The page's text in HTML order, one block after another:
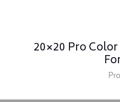
20×20 Pro